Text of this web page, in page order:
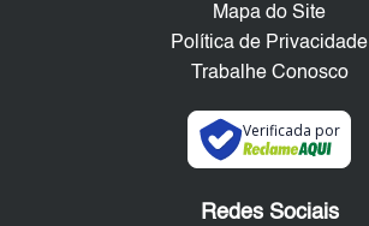
Mapa do Site
Política de Privacidade
Trabalhe Conosco
Verificada por
Redes Sociais